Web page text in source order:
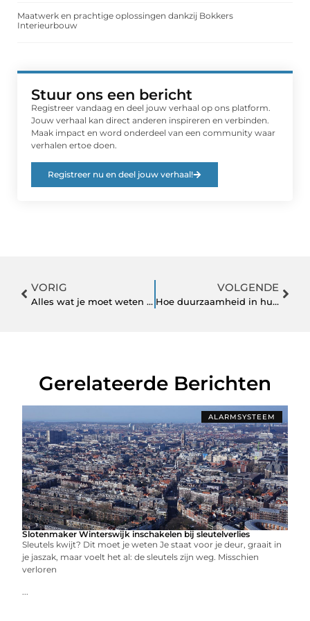
Maatwerk en prachtige oplossingen dankzij Bokkers
Interieurbouw
Stuur ons een bericht
Registreer vandaag en deel jouw verhaal op ons platform.
Jouw verhaal kan direct anderen inspireren en verbinden.
Maak impact en word onderdeel van een community waar
verhalen ertoe doen.
Registreer nu en deel jouw verhaal!
VORIG
Alles wat je moet weten over Vcompany Verhuur
VOLGENDE
Hoe duurzaamheid in huis te transformeren
Gerelateerde Berichten
ALARMSYSTEEM
Slotenmaker Winterswijk inschakelen bij sleutelverlies
Sleutels kwijt? Dit moet je weten Je staat voor je deur, graait in
je jaszak, maar voelt het al: de sleutels zijn weg. Misschien
verloren
...